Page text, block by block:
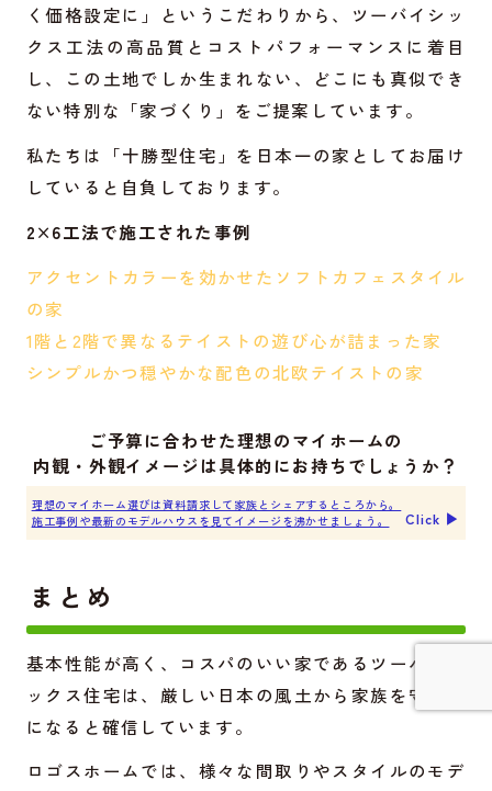
く価格設定に」というこだわりから、ツーバイシッ
クス工法の高品質とコストパフォーマンスに着目
し、この土地でしか生まれない、どこにも真似でき
ない特別な「家づくり」をご提案しています。
私たちは「十勝型住宅」を日本一の家としてお届け
していると自負しております。
2×6工法で施工された事例
アクセントカラーを効かせたソフトカフェスタイル
の家
1階と2階で異なるテイストの遊び心が詰まった家
シンプルかつ穏やかな配色の北欧テイストの家
ご予算に合わせた理想のマイホームの
内観・外観イメージは具体的にお持ちでしょうか？
理想のマイホーム選びは資料請求して家族とシェアするところから。
施工事例や最新のモデルハウスを見てイメージを沸かせましょう。
Click ▶︎
まとめ
基本性能が高く、コスパのいい家であるツーバイシ
ックス住宅は、厳しい日本の風土から家族を守る砦
になると確信しています。
ロゴスホームでは、様々な間取りやスタイルのモデ
詳しく見てみる